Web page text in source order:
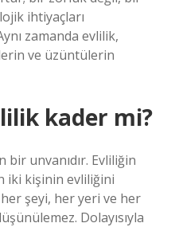
ihtiyaçları
zamanda evlilik,
ve üzüntülerin
kader mi?
bir unvanıdır. Evliliğin
iki kişinin evliliğini
şeyi, her yeri ve her
Dolayısıyla